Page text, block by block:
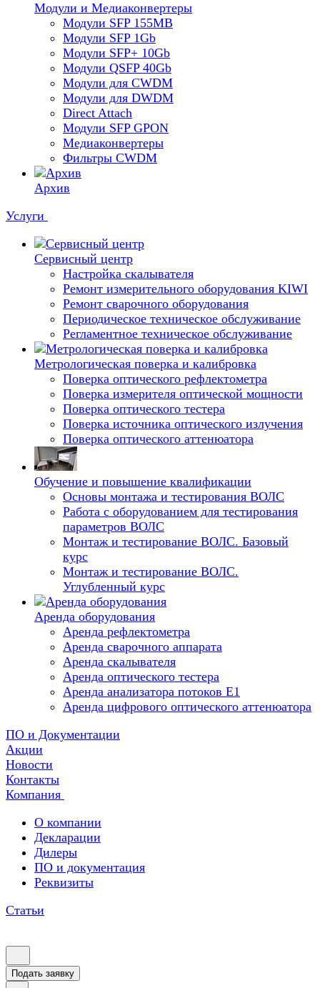
Модули и Медиаконвертеры
Модули SFP 155MB
Модули SFP 1Gb
Модули SFP+ 10Gb
Модули QSFP 40Gb
Модули для CWDM
Модули для DWDM
Direct Attach
Модули SFP GPON
Медиаконвертеры
Фильтры CWDM
Архив
Услуги
Сервисный центр
Настройка скалывателя
Ремонт измерительного оборудования KIWI
Ремонт сварочного оборудования
Периодическое техническое обслуживание
Регламентное техническое обслуживание
Метрологическая поверка и калибровка
Поверка оптического рефлектометра
Поверка измерителя оптической мощности
Поверка оптического тестера
Поверка источника оптического излучения
Поверка оптического аттенюатора
Обучение и повышение квалификации
Основы монтажа и тестирования ВОЛС
Работа с оборудованием для тестирования
параметров ВОЛС
Монтаж и тестирование ВОЛС. Базовый
курс
Монтаж и тестирование ВОЛС.
Углубленный курс
Аренда оборудования
Аренда рефлектометра
Аренда сварочного аппарата
Аренда скалывателя
Аренда оптического тестера
Аренда анализатора потоков Е1
Аренда цифрового оптического аттенюатора
ПО и Документации
Акции
Новости
Контакты
Компания
О компании
Декларации
Дилеры
ПО и документация
Реквизиты
Статьи
Подать заявку